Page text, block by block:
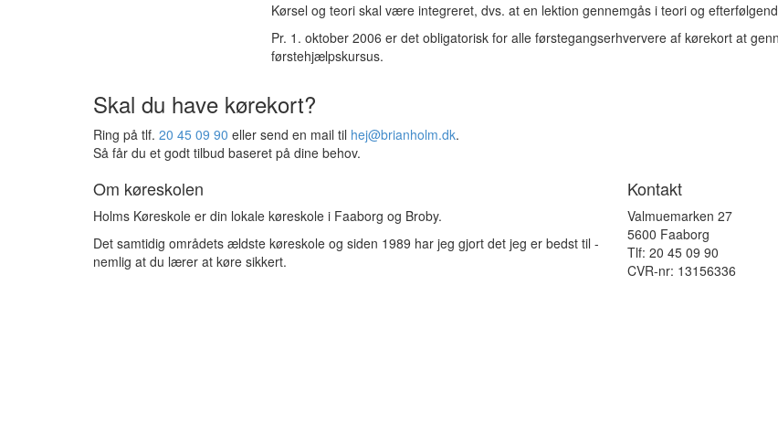
Kørsel og teori skal være integreret, dvs. at en lektion gennemgås i teori og
Pr. 1. oktober 2006 er det obligatorisk for alle førstegangserhververe af kørekort at
førstehjælpskursus.
Skal du have kørekort?
Ring på tlf. 20 45 09 90 eller send en mail til hej@brianholm.dk.
Så får du et godt tilbud baseret på dine behov.
Om køreskolen
Holms Køreskole er din lokale køreskole i Faaborg og Broby.
Det samtidig områdets ældste køreskole og siden 1989 har jeg gjort det jeg er bedst til -
nemlig at du lærer at køre sikkert.
Kontakt
Valmuemarken 27
5600 Faaborg
Tlf: 20 45 09 90
CVR-nr: 13156336